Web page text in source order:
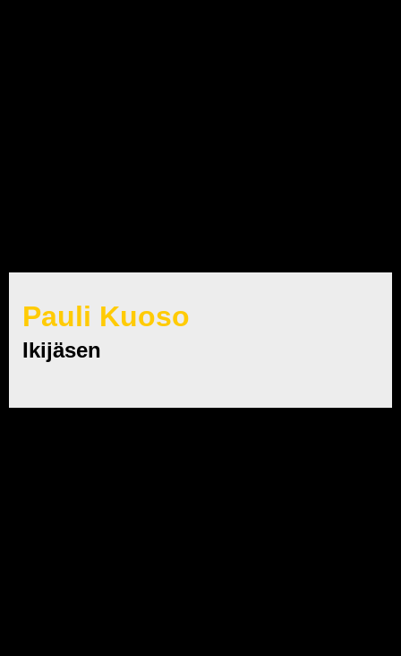
Pauli Kuoso
Ikijäsen